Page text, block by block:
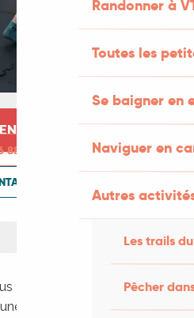
Randonner à
Toutes les
Se baigner en
Naviguer en
Autres
Les trails
Pêcher
TERMINÉ
88 01 92
NOUS
attendent le dimanche
journée composée